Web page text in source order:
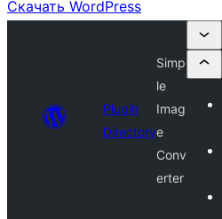
Скачать WordPress
Plugin
Directory
Simp
le
Imag
e
Conv
erter